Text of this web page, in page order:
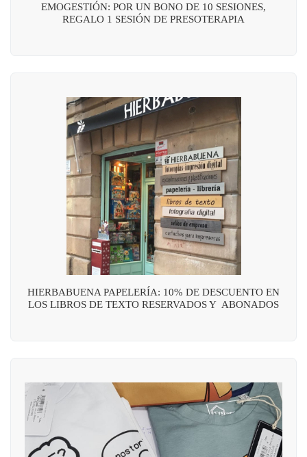
EMOGESTIÓN: POR UN BONO DE 10 SESIONES,
REGALO 1 SESIÓN DE PRESOTERAPIA
HIERBABUENA PAPELERÍA: 10% DE DESCUENTO EN
LOS LIBROS DE TEXTO RESERVADOS Y ABONADOS